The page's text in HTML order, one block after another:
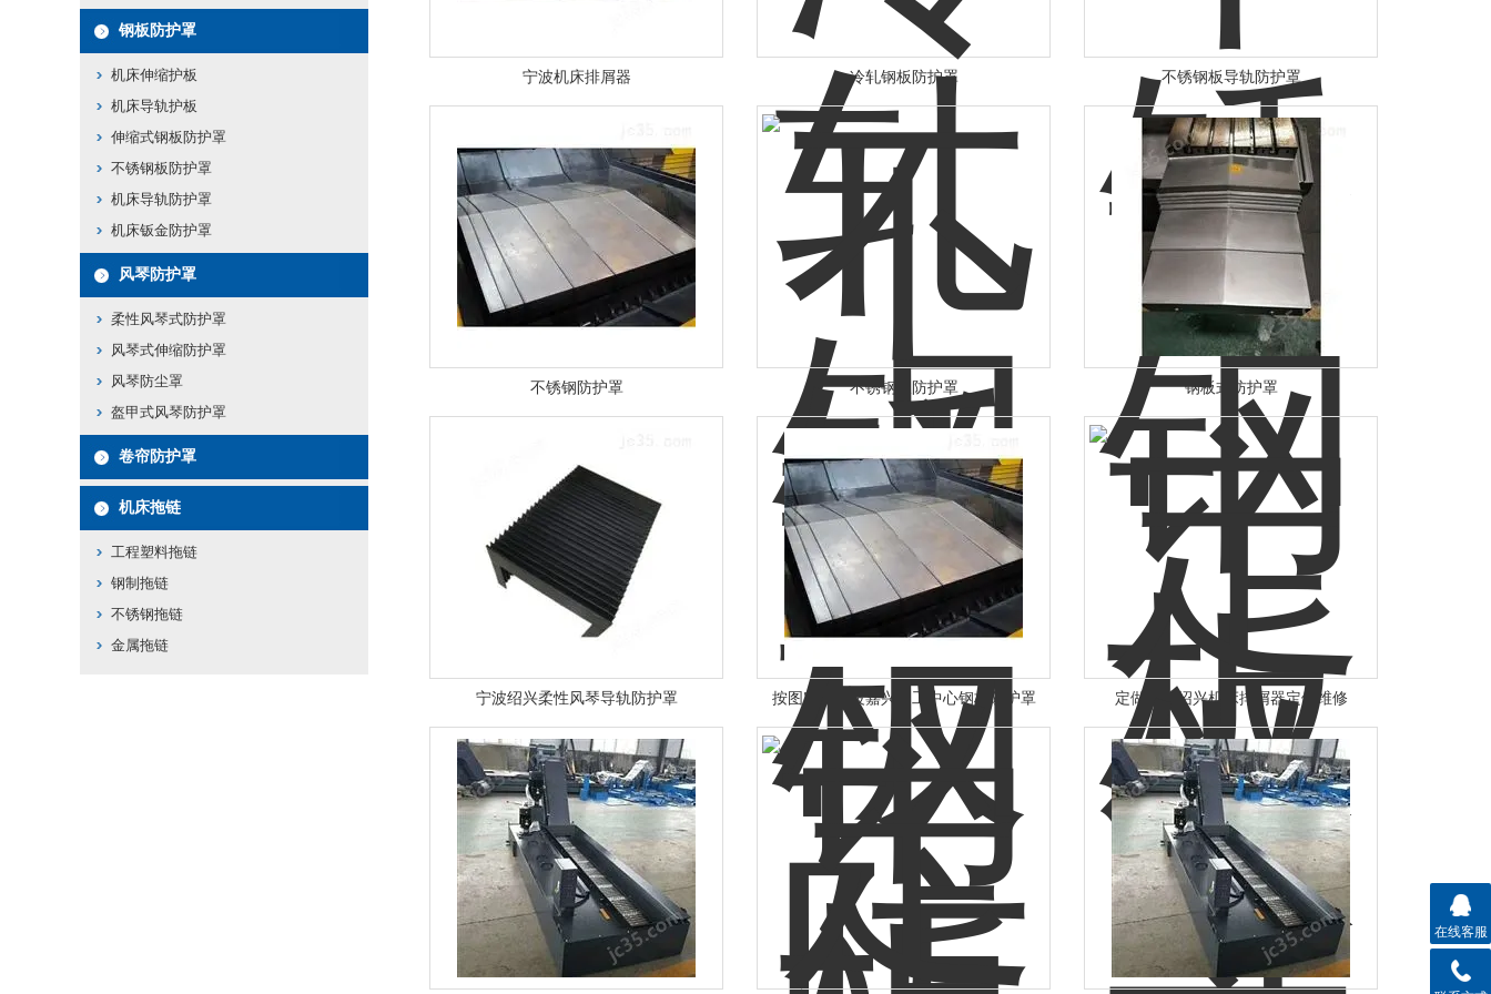
钢板防护罩
机床伸缩护板
机床导轨护板
伸缩式钢板防护罩
不锈钢板防护罩
机床导轨防护罩
机床钣金防护罩
风琴防护罩
柔性风琴式防护罩
风琴式伸缩防护罩
风琴防尘罩
盔甲式风琴防护罩
卷帘防护罩
机床拖链
工程塑料拖链
钢制拖链
不锈钢拖链
金属拖链
宁波机床排屑器 冷轧钢板防护罩 不锈钢板导轨防护罩
不锈钢防护罩 不锈钢板防护罩 钢板式防护罩
宁波绍兴柔性风琴导轨防护罩 按图定制宁波嘉兴加工中心钢板防护罩 定做宁波绍兴机床排屑器定做维修
在线客服